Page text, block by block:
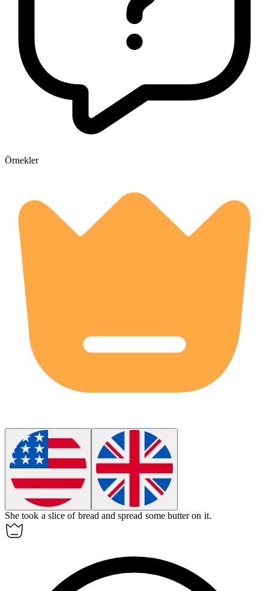
Örnekler
She took a slice of bread and spread some butter on it.